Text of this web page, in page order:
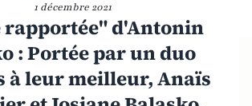
1 décembre 2021
rapportée" d'Antonin
: Portée par un duo
à leur meilleur, Anaïs